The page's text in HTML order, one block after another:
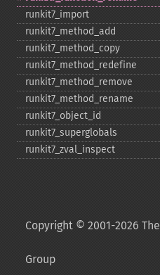
runkit7_​import
runkit7_​method_​add
runkit7_​method_​copy
runkit7_​method_​redefine
runkit7_​method_​remove
runkit7_​method_​rename
runkit7_​object_​id
runkit7_​superglobals
runkit7_​zval_​inspect
Copyright © 2001-2026
Group